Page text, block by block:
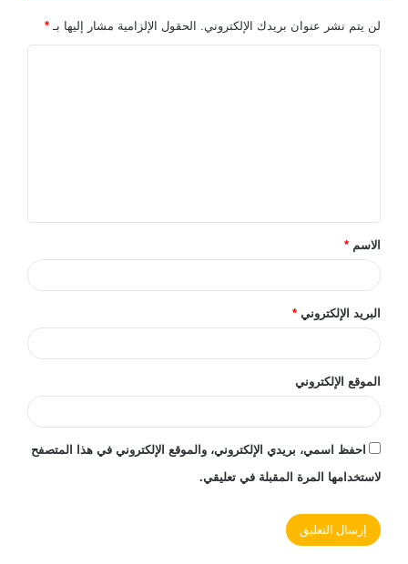
لن يتم نشر عنوان بريدك الإلكتروني. الحقول الإلزامية مشار إليها بـ *
ق
*الاسم *
البريد الإلكتروني *
الموقع الإلكتروني
احفظ اسمي، بريدي الإلكتروني، والموقع الإلكتروني في هذا المتصفح
لاستخدامها المرة المقبلة في تعليقي.